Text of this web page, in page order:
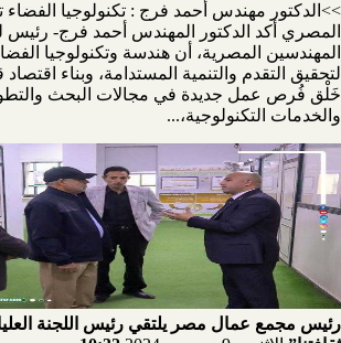
>>الدكتور مهندس أحمد فرج : تكنولوجيا الفضاء
المصري أكد الدكتور المهندس أحمد فرج- رئيس
المهندسين المصرية، أن هندسة وتكنولوجيا
لتحقيق التقدم والتنمية المستدامة، وبناء
خَلْق فُرص عمل جديدة في مجالات البحث
والخدمات التكنولوجية،...
رئيس مجمع عمال مصر يلتقي رئيس اللجنة